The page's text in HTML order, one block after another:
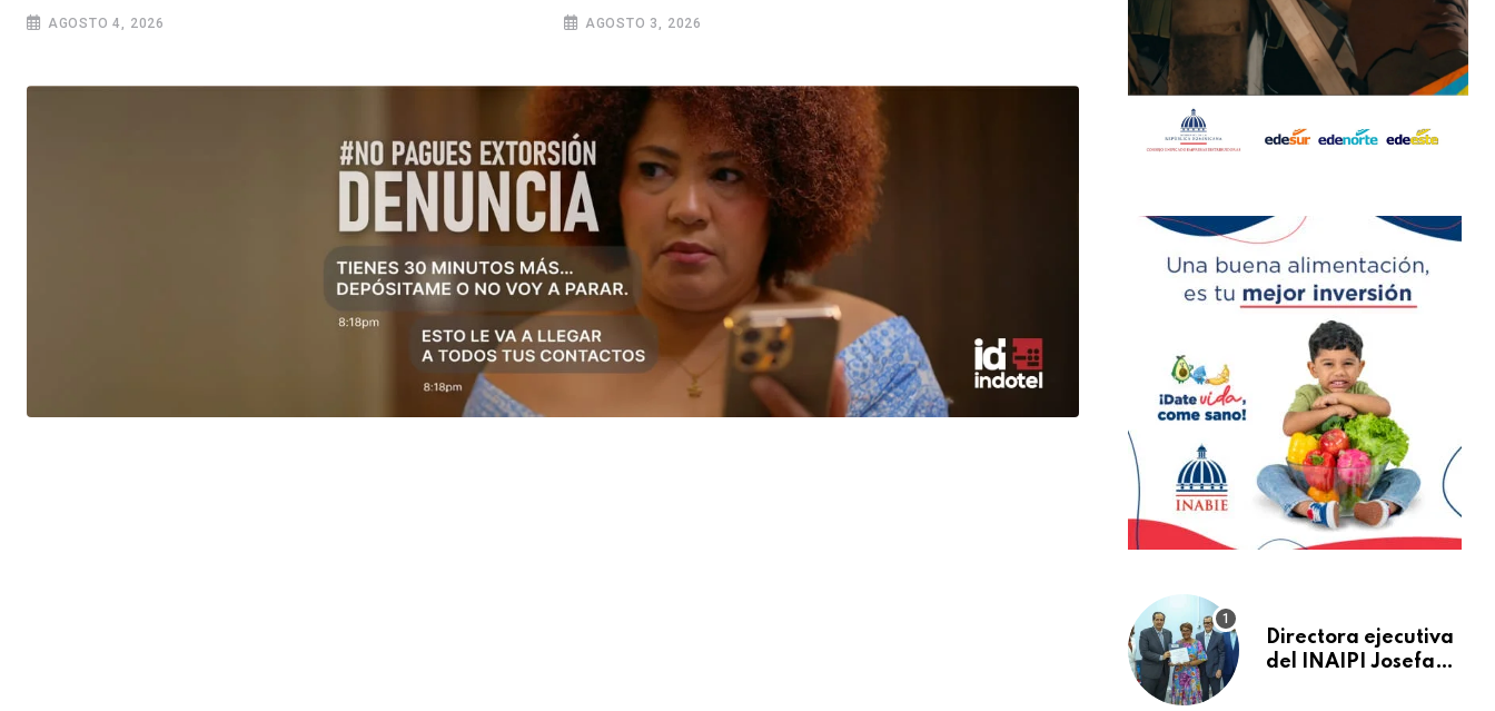
AGOSTO 4, 2026 AGOSTO 3, 2026
Directora ejecutiva
del INAIPI Josefa